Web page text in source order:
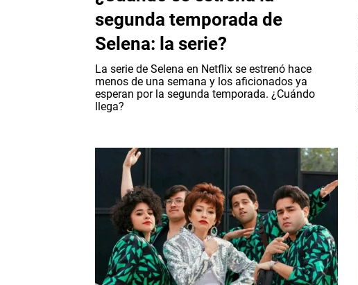
segunda temporada de
Selena: la serie?
La serie de Selena en Netflix se estrenó hace
menos de una semana y los aficionados ya
esperan por la segunda temporada. ¿Cuándo
llega?